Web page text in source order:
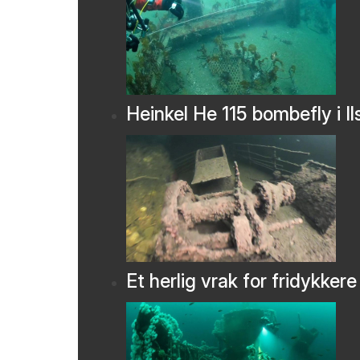
Heinkel He 115 bombefly i
Et herlig vrak for fridykkere